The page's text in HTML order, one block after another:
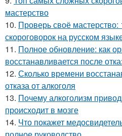
мастерство
10. Проверь своё
скороговорок на русском
11. Полное обновление: как
восстанавливается после
12. Сколько времени
отказа от алкоголя
13. Почему алкоголизм
происходит в мозге
14. Что покажет